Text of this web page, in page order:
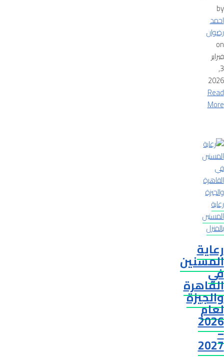
by
احمد
رضوان
on
فبراير
3,
2026
Read
More
رعاية
المسنين
بالمنزل
رعاية
المسنين
في
القاهرة
والجيزة
لعام
2026
–
2027